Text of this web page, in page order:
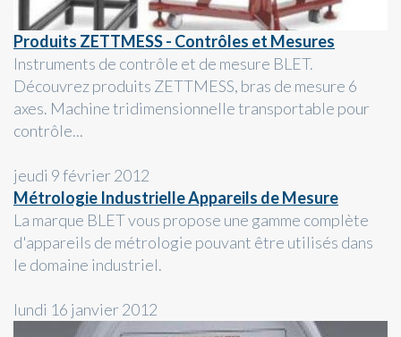
Produits ZETTMESS - Contrôles et Mesures
Instruments de contrôle et de mesure BLET.
Découvrez produits ZETTMESS, bras de mesure 6
axes. Machine tridimensionnelle transportable pour
contrôle...
jeudi 9 février 2012
Métrologie Industrielle Appareils de Mesure
La marque BLET vous propose une gamme complète
d'appareils de métrologie pouvant être utilisés dans
le domaine industriel.
lundi 16 janvier 2012